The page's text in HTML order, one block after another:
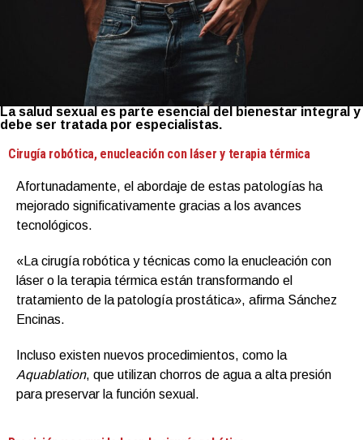
La salud sexual es parte esencial del bienestar integral y
debe ser tratada por especialistas.
Cirugía robótica, enucleación con láser y terapia térmica
Afortunadamente, el abordaje de estas patologías ha
mejorado significativamente gracias a los avances
tecnológicos.
«La cirugía robótica y técnicas como la enucleación con
láser o la terapia térmica están transformando el
tratamiento de la patología prostática», afirma Sánchez
Encinas.
Incluso existen nuevos procedimientos, como la
Aquablation, que utilizan chorros de agua a alta presión
para preservar la función sexual.